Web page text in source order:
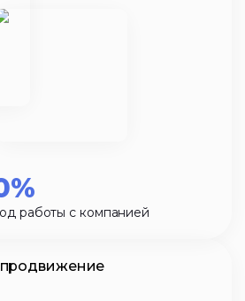
работы с компанией
продвижение